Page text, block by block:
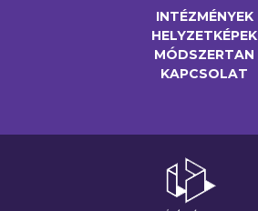
INTÉZMÉNYEK
HELYZETKÉPEK
MÓDSZERTAN
KAPCSOLAT